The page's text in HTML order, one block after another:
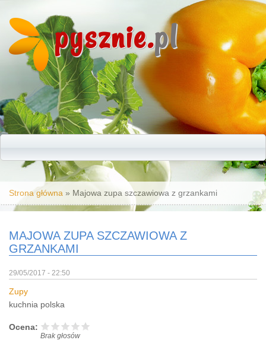
pysznie.pl
Jesteś tutaj
Strona główna » Majowa zupa szczawiowa z grzankami
MAJOWA ZUPA SZCZAWIOWA Z
GRZANKAMI
29/05/2017 - 22:50
Zupy
kuchnia polska
Ocena:
Brak głosów